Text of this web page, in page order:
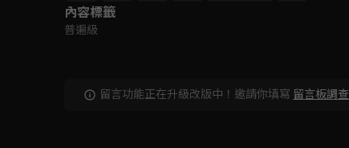
內容標籤
普遍級
留言功能正在升級改版中！邀請你填寫 留言板調查